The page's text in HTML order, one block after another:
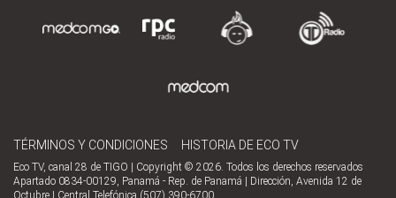
TÉRMINOS Y CONDICIONES HISTORIA DE ECO TV
Eco TV, canal 28 de TIGO | Copyright © 2026. Todos los derechos reservados
Apartado 0834-00129, Panamá - Rep. de Panamá | Dirección, Avenida 12 de